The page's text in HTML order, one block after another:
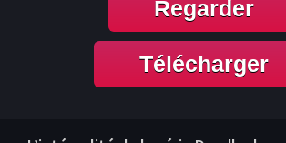
Regarder
Télécharger